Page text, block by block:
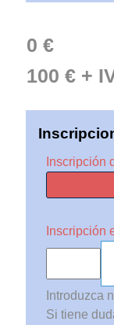
0 €
100 € +
Inscripción
Inscripción
Introduzca
Si tiene